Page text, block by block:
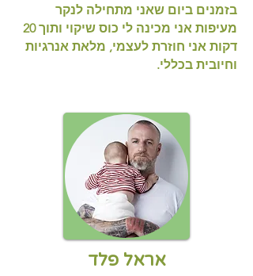
בזמנים ביום שאני מתחילה לנקר
מעיפות אני מכינה לי כוס שיקוי ותוך 20
דקות אני חוזרת לעצמי, מלאת אנרגיות
וחיובית בכללי.​
אראל פלד